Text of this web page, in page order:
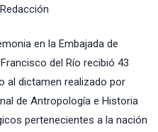
Redacción
en la Embajada de
del Río recibió 43
al dictamen realizado por
de Antropología e Historia
pertenecientes a la nación